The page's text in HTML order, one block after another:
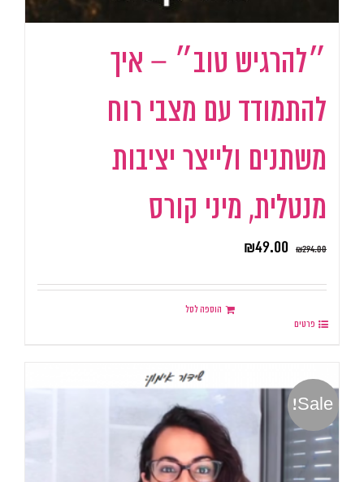
״להרגיש טוב״ – איך
להתמודד עם מצבי רוח
משתנים ולייצר יציבות
מנטלית, מיני קורס
₪294.00
₪49.00
הוספה לסל
פרטים
Sale!